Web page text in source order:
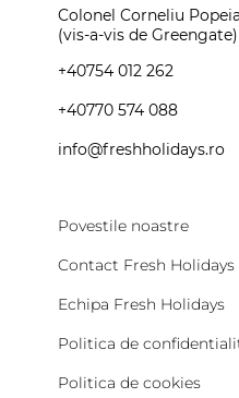
Colonel Corneliu
(vis-a-vis de Greengate)
+40754 012 262
+40770 574 088
info@freshholidays.ro
Povestile noastre
Contact Fresh Holidays
Echipa Fresh Holidays
Politica de
Politica de cookies